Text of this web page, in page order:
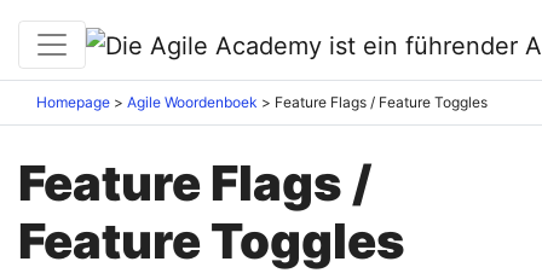
Homepage Agile Woordenboek Feature Flags / Feature Toggles
Feature Flags /
Feature Toggles